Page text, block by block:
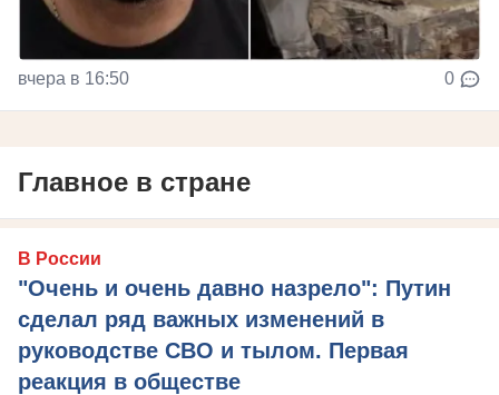
вчера в 16:50 0
Главное в стране
В России
"Очень и очень давно назрело": Путин
сделал ряд важных изменений в
руководстве СВО и тылом. Первая
реакция в обществе